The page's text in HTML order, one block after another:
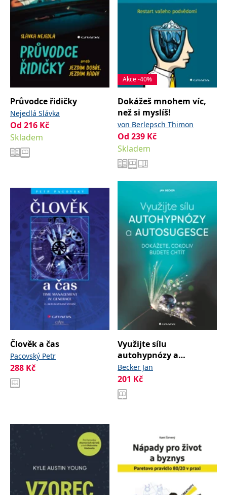
Průvodce řidičky
Nejedlá Slávka
Od 216 Kč
Skladem
Akce -40%
Dokážeš mnohem víc,
než si myslíš!
von Berlepsch Thimon
Od 239 Kč
Skladem
Člověk a čas
Pacovský Petr
288 Kč
Využijte sílu
autohypnózy a
autosugesce
Becker Jan
201 Kč